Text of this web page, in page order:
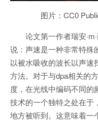
图片：CC0
论文第一作者瑞安
说：声速是一种非常特殊
以被水吸收的波长以声速
方法。对于与dpa相关的
度，在光线中编码不同
技术的一个独特之处在于
地方被听到。这意味着一